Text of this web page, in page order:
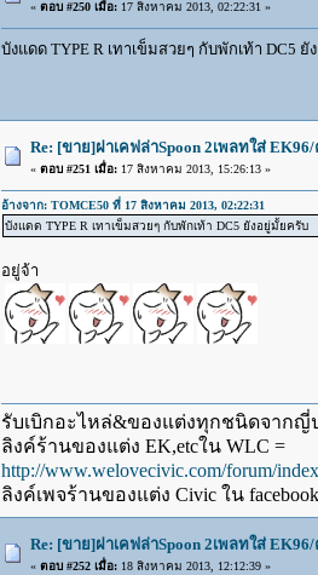
« ตอบ #250 เมื่อ:17 สิงหาคม 2013, 02:22:31 »
บังแดด TYPE R เทาเข็มสวยๆ กับพักเท้า DC5
Re: [ขาย]ฝาเคฟล่าSpoon 2เพลทใส่
« ตอบ #251 เมื่อ:17 สิงหาคม 2013, 15:26:13 »
อ้างจาก: TOMCE50 ที่ 17 สิงหาคม 2013, 02:22:31
บังแดด TYPE R เทาเข็มสวยๆ กับพักเท้า DC5 ยังอยู่มั้ยครับ
อยู่จ้า
รับเบิกอะไหล่&ของแต่งทุกชนิดจากญี่
ลิงค์ร้านของแต่ง EK,etcใน WLC =
http://www.welovecivic.com/forum/
ลิงค์เพจร้านของแต่ง Civic ใน
Re: [ขาย]ฝาเคฟล่าSpoon 2เพลทใส่
« ตอบ #252 เมื่อ:18 สิงหาคม 2013, 12:12:39 »